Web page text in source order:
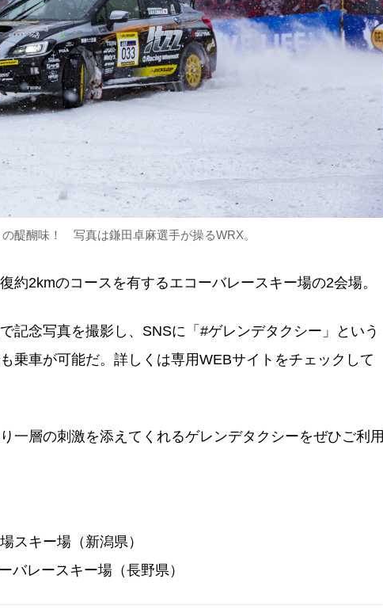
醍醐味！ 写真は鎌田卓麻選手が操るWRX。
約2kmのコースを有するエコーバレースキー場の2会場。
記念写真を撮影し、SNSに「#ゲレンデタクシー」という
乗車が可能だ。詳しくは専用WEBサイトをチェックして
一層の刺激を添えてくれるゲレンデタクシーをぜひご利用
スキー場（新潟県）
バレースキー場（長野県）